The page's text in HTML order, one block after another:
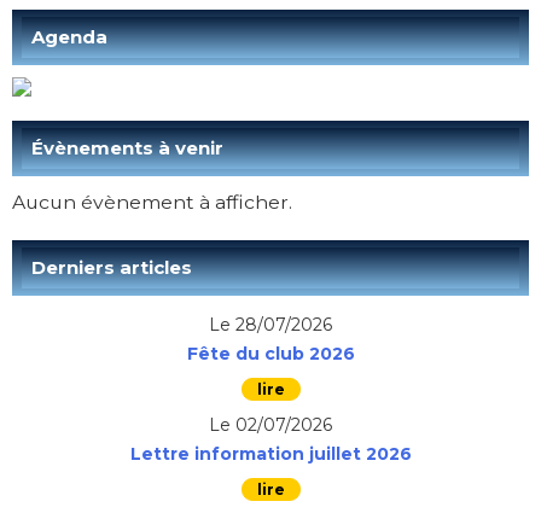
Agenda
Évènements à venir
Aucun évènement à afficher.
Derniers articles
Le 28/07/2026
Fête du club 2026
Le 02/07/2026
Lettre information juillet 2026